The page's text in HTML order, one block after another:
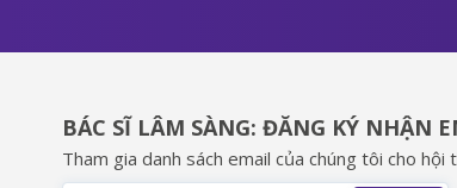
BÁC SĨ LÂM SÀNG: ĐĂNG KÝ NHẬN
Tham gia danh sách email của chúng tôi cho